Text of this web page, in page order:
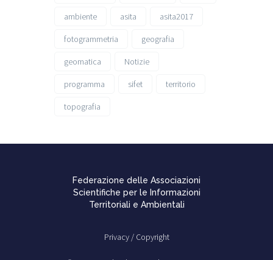
ambiente asita asita2017
fotogrammetria geografia
geomatica Notizie
programma sifet territorio
topografia
Federazione delle Associazioni
Scientifiche per le Informazioni
Territoriali e Ambientali
Privacy / Copyright